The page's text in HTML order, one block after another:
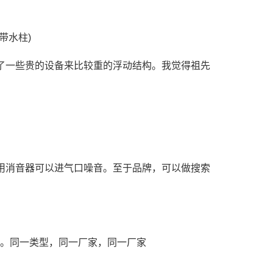
水柱)
些贵的设备来比较重的浮动结构。我觉得祖先
音器可以进气口噪音。至于品牌，可以做搜索
同一类型，同一厂家，同一厂家